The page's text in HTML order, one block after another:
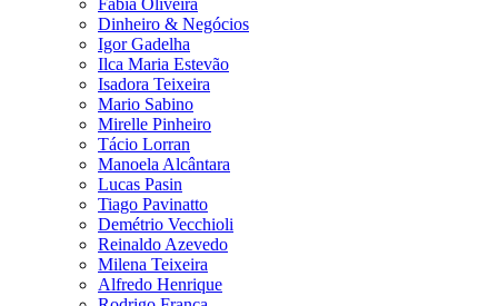
Dinheiro & Negócios
Igor Gadelha
Ilca Maria Estevão
Isadora Teixeira
Mario Sabino
Mirelle Pinheiro
Tácio Lorran
Manoela Alcântara
Lucas Pasin
Tiago Pavinatto
Demétrio Vecchioli
Reinaldo Azevedo
Milena Teixeira
Alfredo Henrique